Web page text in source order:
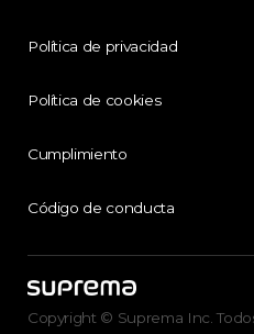
Política de privacidad
Política de cookies
Cumplimiento
Código de conducta
Copyright © Suprema Inc.